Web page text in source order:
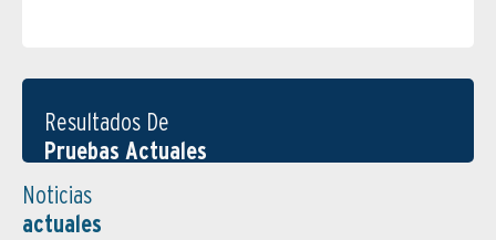
Resultados De
Pruebas Actuales
Noticias
actuales